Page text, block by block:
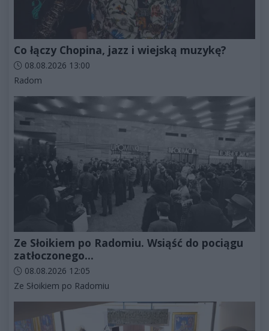
Co łączy Chopina, jazz i wiejską muzykę?
Data dodania artykułu:
08.08.2026 13:00
Kategorie artykułu:
Radom
Ze Słoikiem po Radomiu. Wsiąść do pociągu
zatłoczonego...
Data dodania artykułu:
08.08.2026 12:05
Kategorie artykułu:
Ze Słoikiem po Radomiu